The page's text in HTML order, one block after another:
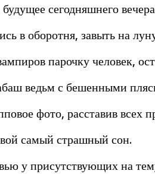
сегодняшнего
в оборотня, завыть на
парочку человек,
ведьм с бешенными
фото, расставив
самый страшный сон.
у присутствующих на